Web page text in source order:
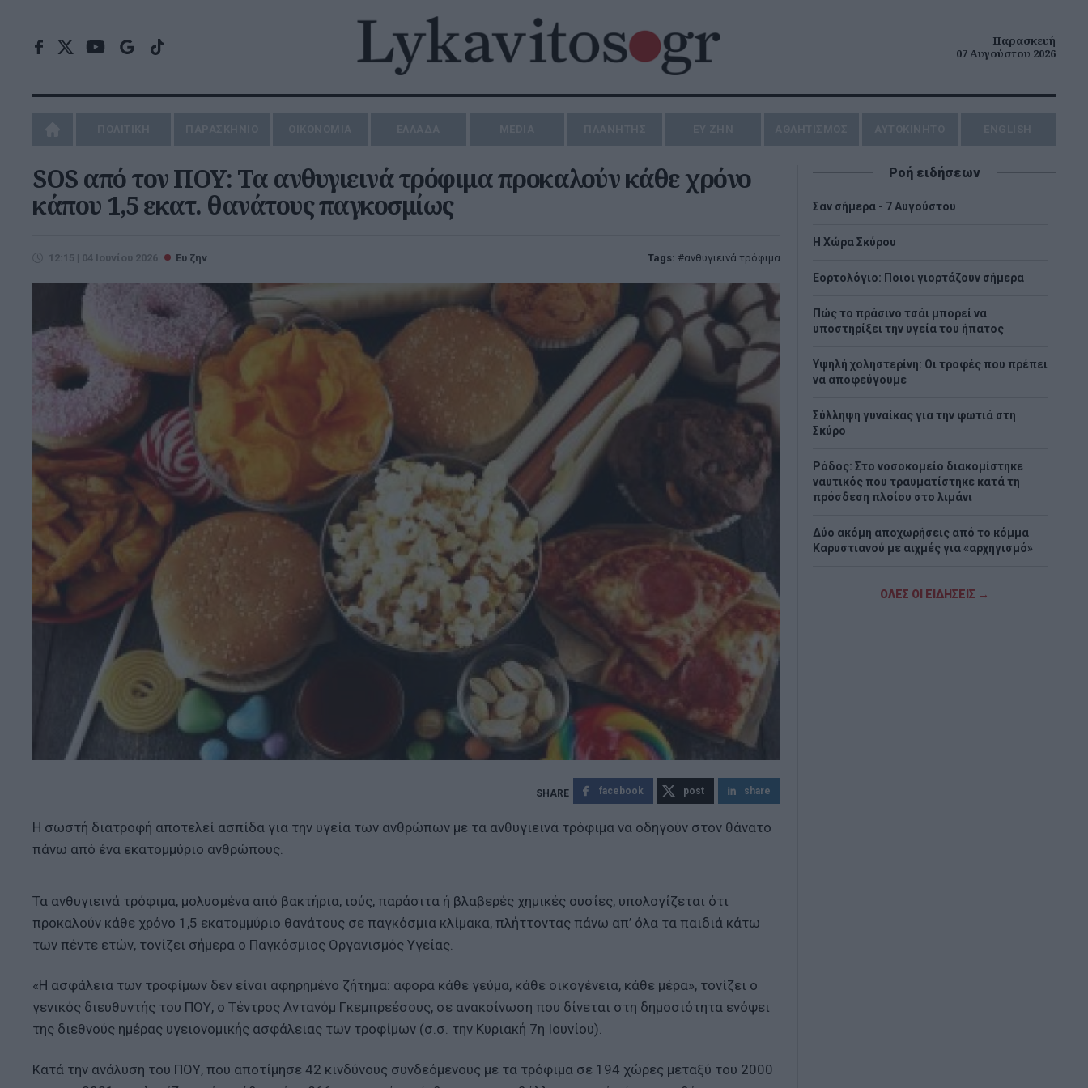
Παρασκευή
07 Αυγούστου 2026
SOS από τον ΠΟΥ: Τα ανθυγιεινά τρόφιμα προκαλούν κάθε χρόνο
κάπου 1,5 εκατ. θανάτους παγκοσμίως
12:15 | 04 Ιουνίου 2026 Ευ ζην Tags: ανθυγιεινά τρόφιμα
facebook post share
Η σωστή διατροφή αποτελεί ασπίδα για την υγεία των ανθρώπων με τα ανθυγιεινά τρόφιμα να οδηγούν στον θάνατο
πάνω από ένα εκατομμύριο ανθρώπους.
Τα ανθυγιεινά τρόφιμα, μολυσμένα από βακτήρια, ιούς, παράσιτα ή βλαβερές χημικές ουσίες, υπολογίζεται ότι
προκαλούν κάθε χρόνο 1,5 εκατομμύριο θανάτους σε παγκόσμια κλίμακα, πλήττοντας πάνω απ’ όλα τα παιδιά κάτω
των πέντε ετών, τονίζει σήμερα ο Παγκόσμιος Οργανισμός Υγείας.
«Η ασφάλεια των τροφίμων δεν είναι αφηρημένο ζήτημα: αφορά κάθε γεύμα, κάθε οικογένεια, κάθε μέρα», τονίζει ο
γενικός διευθυντής του ΠΟΥ, ο Τέντρος Αντανόμ Γκεμπρεέσους, σε ανακοίνωση που δίνεται στη δημοσιότητα ενόψει
της διεθνούς ημέρας υγειονομικής ασφάλειας των τροφίμων (σ.σ. την Κυριακή 7η Ιουνίου).
Κατά την ανάλυση του ΠΟΥ, που αποτίμησε 42 κινδύνους συνδεόμενους με τα τρόφιμα σε 194 χώρες μεταξύ του 2000
Ροή ειδήσεων
Σαν σήμερα - 7 Αυγούστου
Η Χώρα Σκύρου
Εορτολόγιο: Ποιοι γιορτάζουν σήμερα
Πώς το πράσινο τσάι μπορεί να
υποστηρίξει την υγεία του ήπατος
Υψηλή χοληστερίνη: Οι τροφές που πρέπει
να αποφεύγουμε
Σύλληψη γυναίκας για την φωτιά στη
Σκύρο
Ρόδος: Στο νοσοκομείο διακομίστηκε
ναυτικός που τραυματίστηκε κατά τη
πρόσδεση πλοίου στο λιμάνι
Δύο ακόμη αποχωρήσεις από το κόμμα
Καρυστιανού με αιχμές για «αρχηγισμό»
Ήττα 1-0 από την Άντερλεχτ στην Τούμπα
ΟΛΕΣ ΟΙ ΕΙΔΗΣΕΙΣ →